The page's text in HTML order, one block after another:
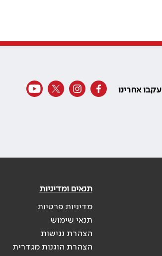
עקבו אחרינו
תנאים ומדיניות
מדיניות פרטיות
תנאי שימוש
הצהרת נגישות
הצהרת הוגנות מגדרית